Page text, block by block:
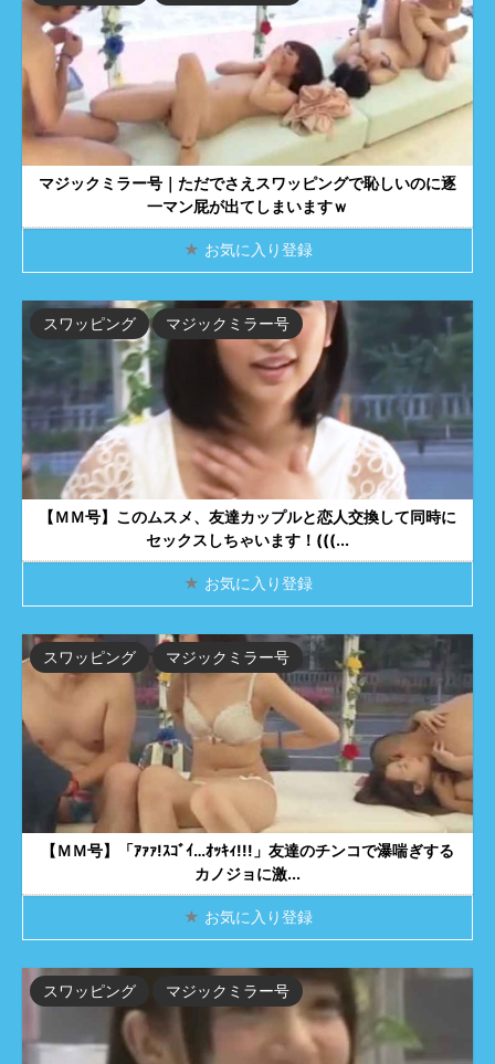
マジックミラー号｜ただでさえスワッピングで恥しいのに逐
一マン屁が出てしまいますｗ
★ お気に入り登録
スワッピング マジックミラー号
【ＭＭ号】このムスメ、友達カップルと恋人交換して同時に
セックスしちゃいます！(((...
★ お気に入り登録
スワッピング マジックミラー号
【ＭＭ号】「ｱｧｧ!ｽｺﾞｲ…ｵｯｷｨ!!!」友達のチンコで瀑喘ぎする
カノジョに激...
★ お気に入り登録
スワッピング マジックミラー号